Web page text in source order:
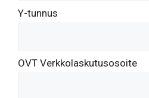
Y-tunnus
OVT Verkkolaskutusosoite